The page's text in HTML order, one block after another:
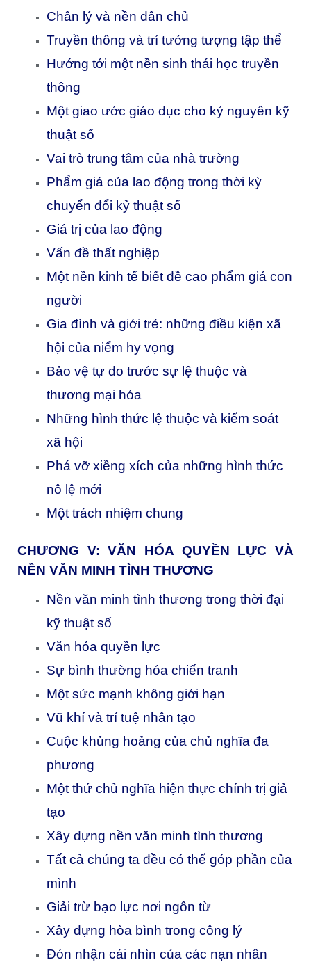
Chân lý và nền dân chủ
Truyền thông và trí tưởng tượng tập thể
Hướng tới một nền sinh thái học truyền
thông
Một giao ước giáo dục cho kỷ nguyên kỹ
thuật số
Vai trò trung tâm của nhà trường
Phẩm giá của lao động trong thời kỳ
chuyển đổi kỷ thuật số
Giá trị của lao động
Vấn đề thất nghiệp
Một nền kinh tế biết đề cao phẩm giá con
người
Gia đình và giới trẻ: những điều kiện xã
hội của niểm hy vọng
Bảo vệ tự do trước sự lệ thuộc và
thương mại hóa
Những hình thức lệ thuộc và kiểm soát
xã hội
Phá vỡ xiềng xích của những hình thức
nô lệ mới
Một trách nhiệm chung
CHƯƠNG V: VĂN HÓA QUYỀN LỰC VÀ
NỀN VĂN MINH TÌNH THƯƠNG
Nền văn minh tình thương trong thời đại
kỹ thuật số
Văn hóa quyền lực
Sự bình thường hóa chiến tranh
Một sức mạnh không giới hạn
Vũ khí và trí tuệ nhân tạo
Cuộc khủng hoảng của chủ nghĩa đa
phương
Một thứ chủ nghĩa hiện thực chính trị giả
tạo
Xây dựng nền văn minh tình thương
Tất cả chúng ta đều có thể góp phần của
mình
Giải trừ bạo lực nơi ngôn từ
Xây dựng hòa bình trong công lý
Đón nhận cái nhìn của các nạn nhân